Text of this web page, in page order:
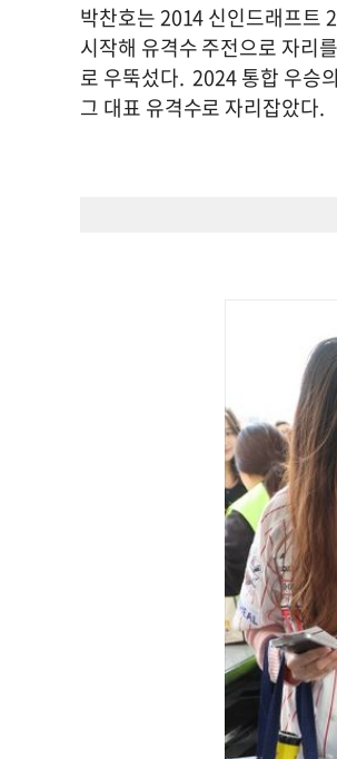
박찬호는 2014 신인드래프트
시작해 유격수 주전으로 자리
로 우뚝섰다. 2024 통합 우승
그 대표 유격수로 자리잡았다.